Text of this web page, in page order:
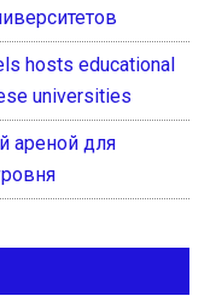
hosts educational
universities
ареной для